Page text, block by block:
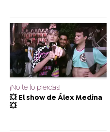
¡No te lo pierdas!
💥 El show de Álex Medina
💥